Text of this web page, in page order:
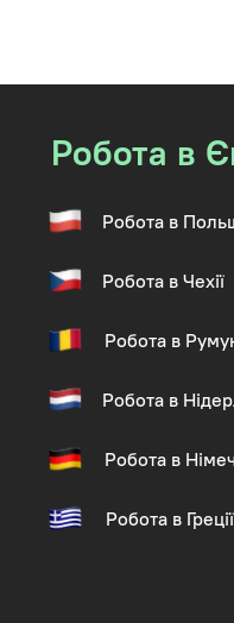
Робота в
Робота в
Робота в Чехії
Робота в
Робота в
Робота в
Робота в Греції